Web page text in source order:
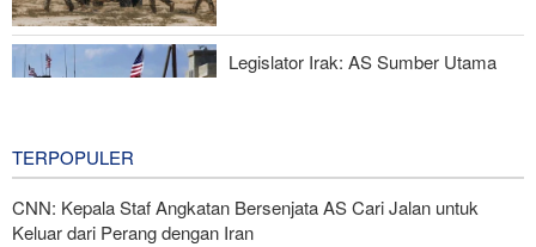
Perang di Hormuz; Mengingatkan Kita pada Fakta Pahit: Dunia
Masih Butuh Minyak
Legislator Irak: AS Sumber Utama
TERPOPULER
CNN: Kepala Staf Angkatan Bersenjata AS Cari Jalan untuk
Keluar dari Perang dengan Iran